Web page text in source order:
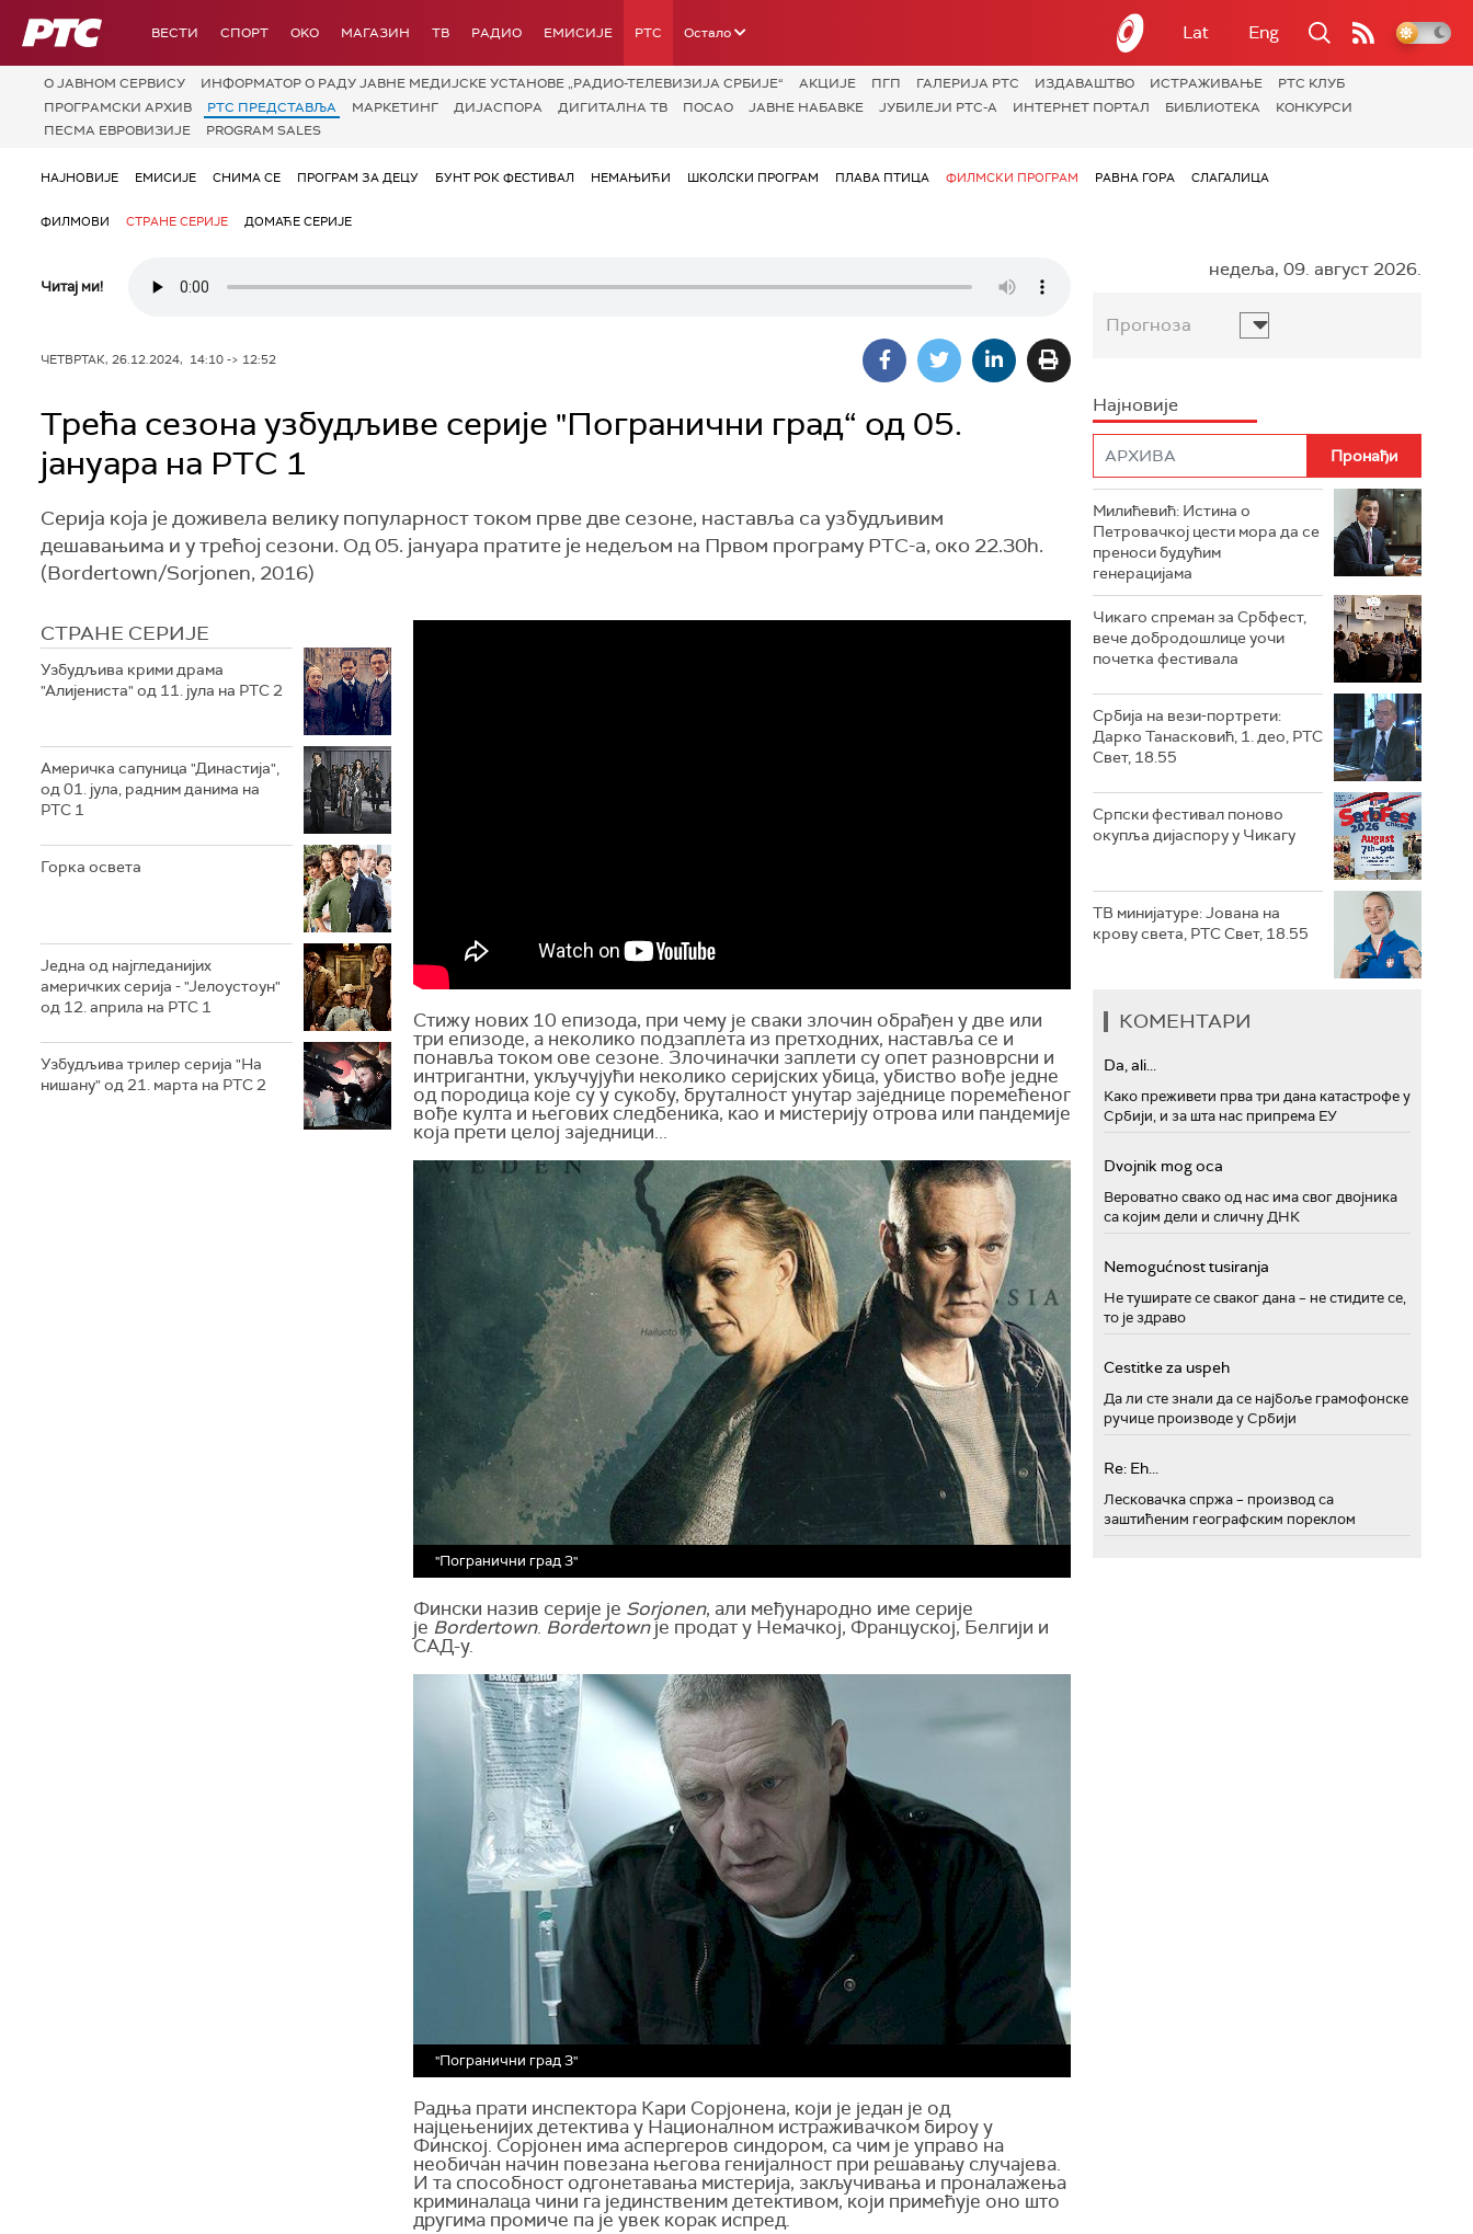
РТС ВЕСТИ СПОРТ OKO МАГАЗИН ТВ РАДИО ЕМИСИЈЕ РТС Остало Lat Eng
О JАВНОМ СЕРВИСУ ИНФОРМАТОР О РАДУ ЈАВНЕ МЕДИЈСКЕ УСТАНОВЕ „РАДИО-ТЕЛЕВИЗИЈА СРБИЈЕ“ АКЦИЈЕ ПГП ГАЛЕРИЈА РТС ИЗДАВАШТВО ИСТРАЖИВАЊЕ
РТС КЛУБ
ПРОГРАМСКИ АРХИВ
РТС ПРЕДСТАВЉА МАРКЕТИНГ ДИЈАСПОРА ДИГИТАЛНА ТВ ПОСАО ЈАВНЕ НАБАВКЕ ЈУБИЛЕЈИ РТС-А ИНТЕРНЕТ ПОРТАЛ БИБЛИОТЕКА
КОНКУРСИ
ПЕСМА ЕВРОВИЗИЈЕ
PROGRAM SALES
НАЈНОВИЈЕ ЕМИСИЈЕ СНИМА СЕ ПРОГРАМ ЗА ДЕЦУ БУНТ РОК ФЕСТИВАЛ НЕМАЊИЋИ ШКОЛСКИ ПРОГРАМ ПЛАВА ПТИЦА ФИЛМСКИ ПРОГРАМ РАВНА ГОРА СЛАГАЛИЦА
ФИЛМОВИ СТРАНЕ СЕРИЈЕ ДОМАЋЕ СЕРИЈЕ
Читај ми!
ЧЕТВРТАК, 26.12.2024, 14:10 -> 12:52
Трећа сезона узбудљиве серије "Погранични град“ од 05.
јануара на РТС 1
Серија која је доживела велику популарност током прве две сезоне, наставља са узбудљивим
дешавањима и у трећој сезони. Од 05. јануара пратите је недељом на Првом програму РТС-а, око 22.30h.
(Bordertown/Sorjonen, 2016)
СТРАНЕ СЕРИЈЕ
Узбудљива крими драма
"Алијениста" од 11. јула на РТС 2
Америчка сапуница "Династија",
од 01. јула, радним данима на
РТС 1
Горка освета
Једна од најгледанијих
америчких серија - "Јелоустоун"
од 12. априла на РТС 1
Узбудљива трилер серија "На
нишану" од 21. марта на РТС 2
Стижу нових 10 епизода, при чему је сваки злочин обрађен у две или
три епизоде, а неколико подзаплета из претходних, наставља се и
понавља током ове сезоне. Злочиначки заплети су опет разноврсни и
интригантни, укључујући неколико серијских убица, убиство вође једне
од породица које су у сукобу, бруталност унутар заједнице поремећеног
вође култа и његових следбеника, као и мистерију отрова или пандемије
која прети целој заједници...
"Погранични град 3"
Фински назив серије је Sorjonen, али међународно име серије
је Bordertown. Bordertownје продат у Немачкој, Француској, Белгији и
САД-у.
"Погранични град 3"
Радња прати инспектора Кари Сорјонена, који је један је од
најцењенијих детектива у Националном истраживачком бироу у
Финској. Сорјонен има аспергеров синдором, са чим је управо на
необичан начин повезана његова генијалност при решавању случајева.
И та способност одгонетавања мистерија, закључивања и проналажења
криминалаца чини га јединственим детективом, који примећује оно што
другима промиче па је увек корак испред.
недеља, 09. август 2026.
Прогноза
Најновије
Милићевић: Истина о
Петровачкој цести мора да се
преноси будућим
генерацијама
Чикаго спреман за Србфест,
вече добродошлице уочи
почетка фестивала
Србија на вези-портрети:
Дарко Танасковић, 1. део, РТС
Свет, 18.55
Српски фестивал поново
окупља дијаспору у Чикагу
ТВ минијатуре: Јована на
крову света, РТС Свет, 18.55
КОМЕНТАРИ
Da, ali...
Како преживети прва три дана катастрофе у
Србији, и за шта нас припрема ЕУ
Dvojnik mog oca
Вероватно свако од нас има свог двојника
са којим дели и сличну ДНК
Nemogućnost tusiranja
Не туширате се сваког дана – не стидите се,
то је здраво
Cestitke za uspeh
Да ли сте знали да се најбоље грамофонске
ручице производе у Србији
Re: Eh...
Лесковачка спржа – производ са
заштићеним географским пореклом